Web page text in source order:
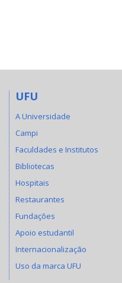
UFU
A Universidade
Campi
Faculdades e Institutos
Bibliotecas
Hospitais
Restaurantes
Fundações
Apoio estudantil
Internacionalização
Uso da marca UFU